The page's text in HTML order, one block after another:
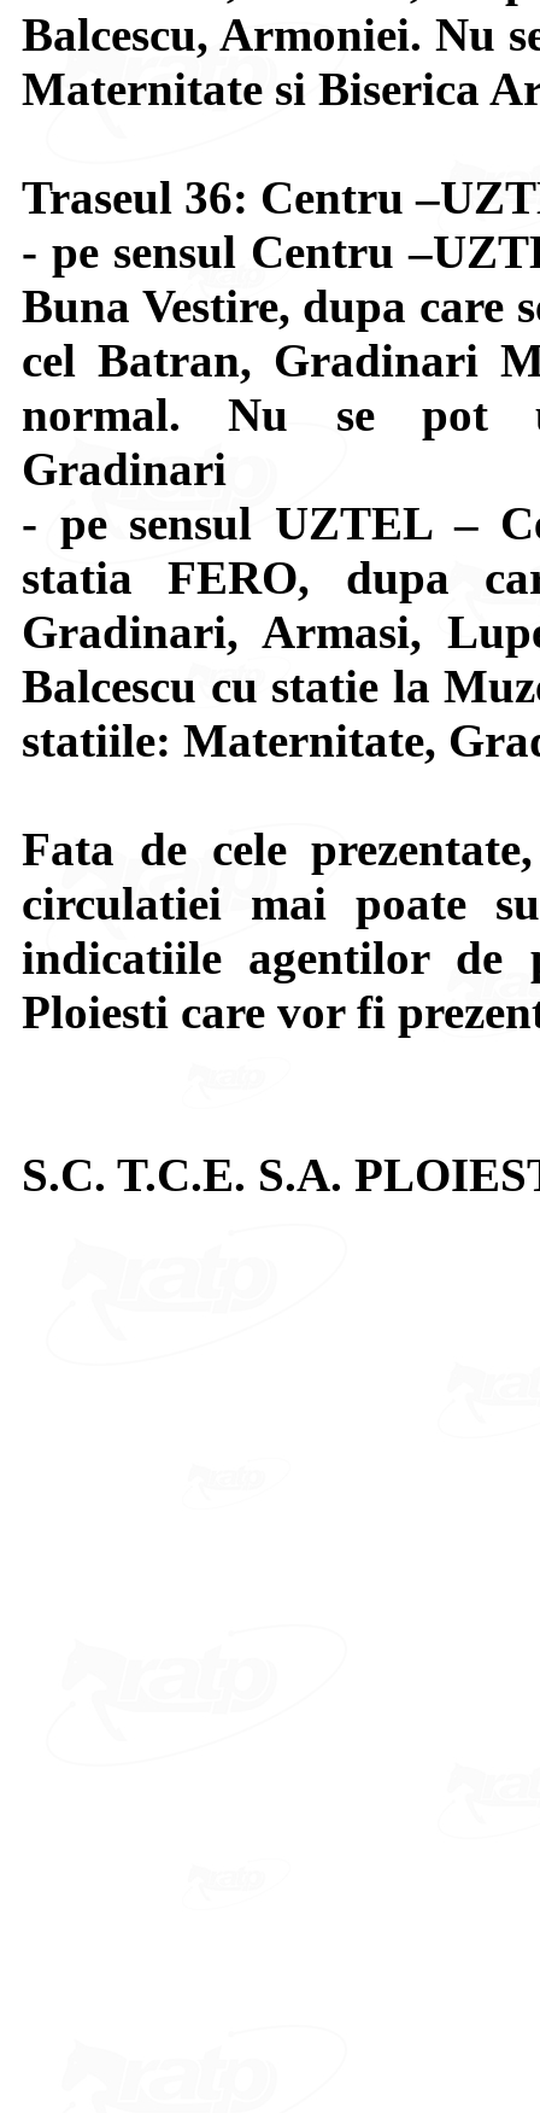
Balcescu, Armoniei. Nu
Maternitate si Biserica
Traseul 36: Centru
- pe sensul Centru
Buna Vestire, dupa care
cel Batran, Gradinari
normal. Nu se pot
Gradinari
- pe sensul UZTEL –
statia FERO, dupa
Gradinari, Armasi,
Balcescu cu statie la
statiile: Maternitate,
Fata de cele
circulatiei mai poate
indicatiile agentilor
Ploiesti care vor fi
S.C. T.C.E. S.A.